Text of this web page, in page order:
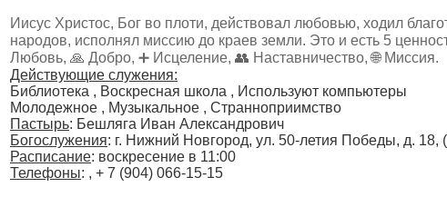
Иисус Христос, Бог во плоти, действовал любовью, ходил
народов, исполнял миссию до краев земли. Это и есть 5
Любовь, 🙏 Добро, ➕ Исцеление, 👥 Наставничество, 🌐 Миссия.
Действующие служения:
Библиотека , Воскресная школа , Используют компьютеры
Молодежное , Музыкальное , Странноприимство
Пастырь: Бешляга Иван Александрович
Богослужения: г. Нижний Новгород, ул. 50-летия Победы, д.
Расписание: воскресение в 11:00
Телефоны: , + 7 (904) 066-15-15